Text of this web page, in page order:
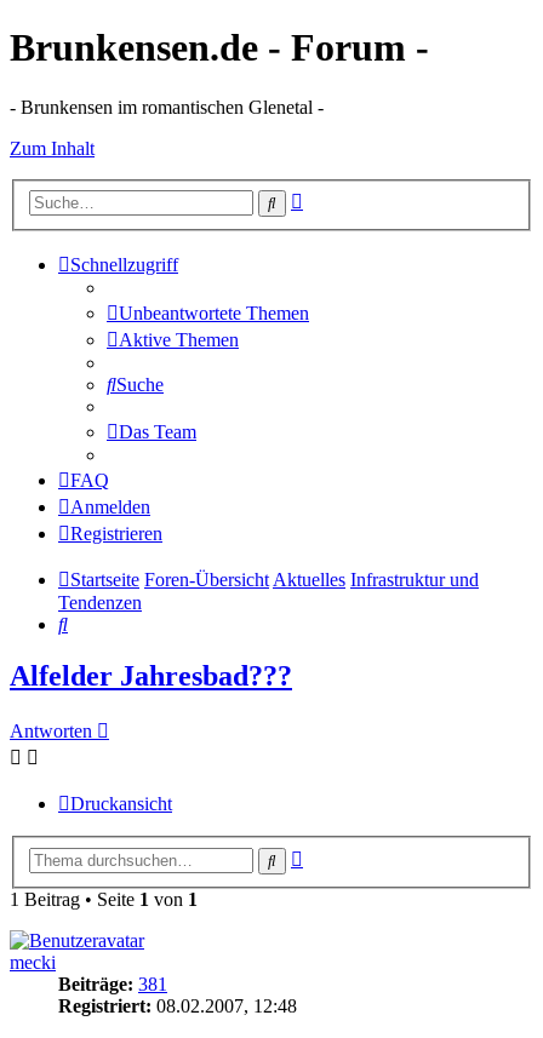
Brunkensen.de - Forum -
- Brunkensen im romantischen Glenetal -
Zum Inhalt
Suche
Schnellzugriff
Unbeantwortete Themen
Aktive Themen
Suche
Das Team
FAQ
Anmelden
Registrieren
Startseite Foren-ÜbersichtAktuelles Infrastruktur und
Tendenzen
Suche
Alfelder Jahresbad???
Antworten
Druckansicht
Suche
1 Beitrag • Seite 1 von 1
mecki
Beiträge: 381
Registriert: 08.02.2007, 12:48